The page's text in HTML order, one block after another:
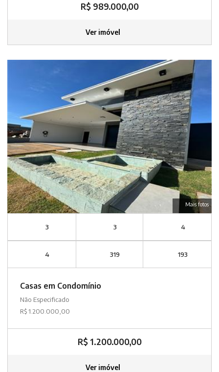
R$ 989.000,00
Ver imóvel
Mais fotos
3 3 4
4 319 193
Casas em Condomínio
Não Especificado
R$ 1.200.000,00
R$ 1.200.000,00
Ver imóvel